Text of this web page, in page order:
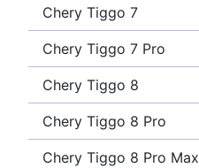
Chery Tiggo 7
Chery Tiggo 7 Pro
Chery Tiggo 8
Chery Tiggo 8 Pro
Chery Tiggo 8 Pro Max